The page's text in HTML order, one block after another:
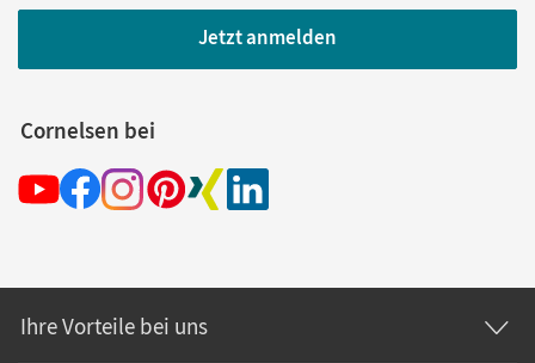
Jetzt anmelden
Cornelsen bei
Ihre Vorteile bei uns